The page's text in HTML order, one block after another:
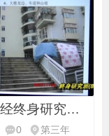
大汉易经终身研究班第
0 第三年